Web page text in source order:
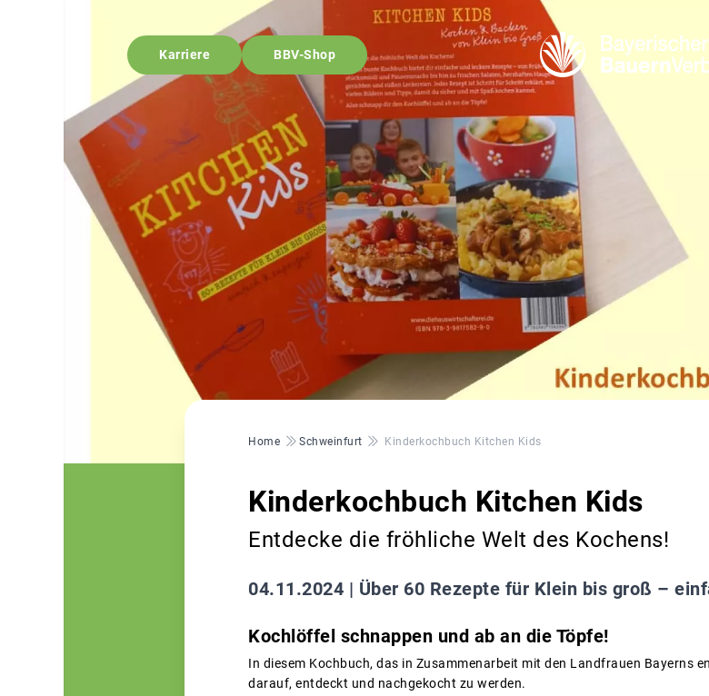
Karriere BBV-Shop
Pfadnavigation
Home Schweinfurt Kinderkochbuch Kitchen Kids
Kinderkochbuch Kitchen Kids
Entdecke die fröhliche Welt des Kochens!
04.11.2024 | Über 60 Rezepte für Klein bis groß –
Kochlöffel schnappen und ab an die Töpfe!
In diesem Kochbuch, das in Zusammenarbeit mit den Landfrauen Bayerns
darauf, entdeckt und nachgekocht zu werden.